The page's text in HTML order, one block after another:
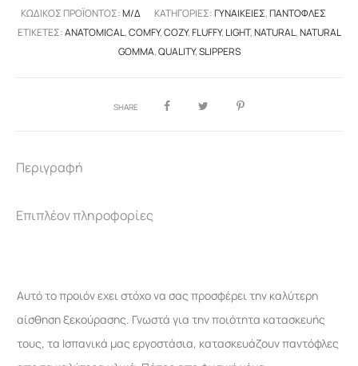
ΚΩΔΙΚΌΣ ΠΡΟΪΌΝΤΟΣ:Μ/Δ ΚΑΤΗΓΟΡΊΕΣ:ΓΥΝΑΙΚΕΊΕΣ,ΠΑΝΤΌΦΛΕΣ
ΕΤΙΚΈΤΕΣ:ANATOMICAL,COMFY,COZY,FLUFFY, LIGHT,NATURAL,NATURAL
GOMMA,QUALITY,SLIPPERS
SHARE
Περιγραφή
Επιπλέον πληροφορίες
Αυτό το προιόν εχει στόχο να σας προσφέρει την καλύτερη
αίσθηση ξεκούρασης. Γνωστά για την ποιότητα κατασκευής
τους, τα Ισπανικά μας εργοστάσια, κατασκευάζουν παντόφλες